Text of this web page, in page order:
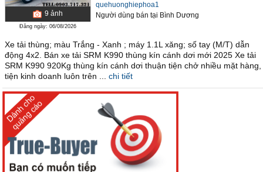
9 ảnh
Đăng ngày: 06/08/2026
quehuonghiephoa1
Người dùng bán tại Bình Dương
Xe tải thùng; màu Trắng - Xanh ; máy 1.1L xăng; số tay (M/T) dẫn
động 4x2. Bán xe tải SRM K990 thùng kín cánh dơi mới 2025 Xe tải
SRM K990 920Kg thùng kín cánh dơi thuận tiện chở nhiều mặt hàng,
tiện kinh doanh luôn trên ...
chi tiết